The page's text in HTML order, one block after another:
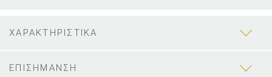
ΧΑΡΑΚΤΗΡΙΣΤΙΚΑ
ΕΠΙΣΗΜΑΝΣΗ